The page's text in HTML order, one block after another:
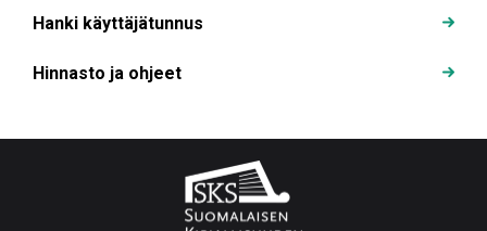
Hanki käyttäjätunnus
Hinnasto ja ohjeet